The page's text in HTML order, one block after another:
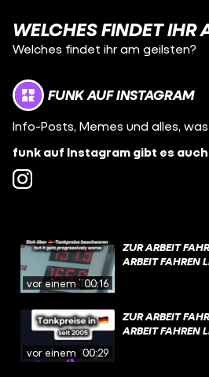
WELCHES FINDET IHR
Welches findet ihr am geilsten?
FUNK AUF INSTAGRAM
Info-Posts, Memes und alles,
funk auf Instagram gibt es
vor einem Tag
00:16
ZUR ARBEIT
ARBEIT FAHREN
vor einem Tag
00:29
ZUR ARBEIT
ARBEIT FAHREN